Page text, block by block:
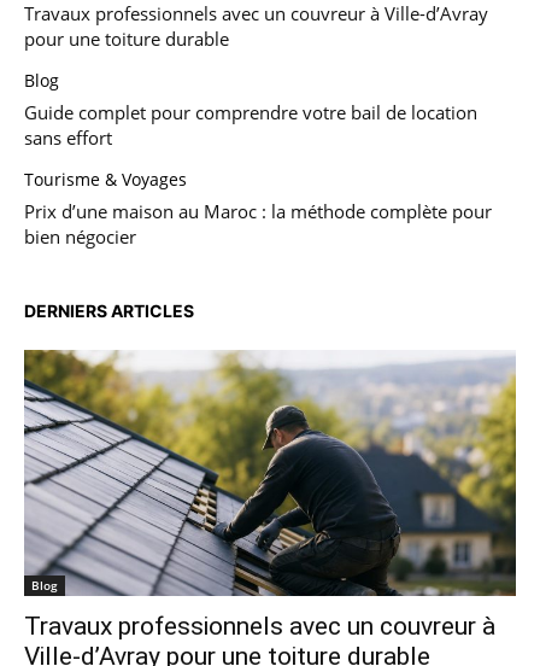
Travaux professionnels avec un couvreur à Ville-d’Avray
pour une toiture durable
Blog
Guide complet pour comprendre votre bail de location
sans effort
Tourisme & Voyages
Prix d’une maison au Maroc : la méthode complète pour
bien négocier
DERNIERS ARTICLES
Blog
Travaux professionnels avec un couvreur à
Ville-d’Avray pour une toiture durable